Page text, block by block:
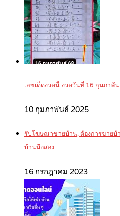
เลขเด็ดงวดนี้ งวดวันที่ 16 กุมภาพั
10 กุมภาพันธ์ 2025
รับโฆษณาขายบ้าน, ต้องการขาย
บ้านมือสอง
16 กรกฎาคม 2023